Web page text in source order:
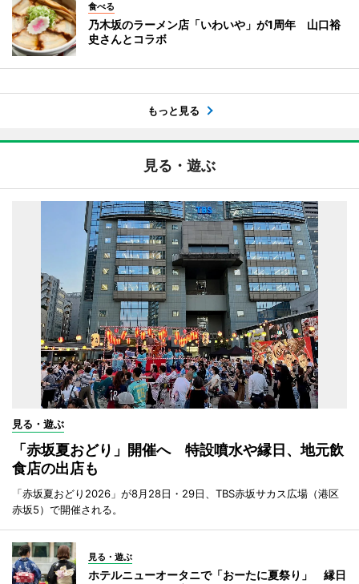
食べる
乃木坂のラーメン店「いわいや」が1周年 山口裕
史さんとコラボ
もっと見る
見る・遊ぶ
見る・遊ぶ
「赤坂夏おどり」開催へ 特設噴水や縁日、地元飲
食店の出店も
「赤坂夏おどり2026」が8月28日・29日、TBS赤坂サカス広場（港区
赤坂5）で開催される。
見る・遊ぶ
ホテルニューオータニで「おーたに夏祭り」 縁日